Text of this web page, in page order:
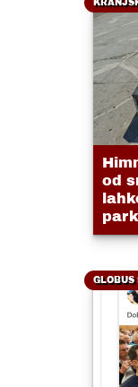
od
GLOBUS